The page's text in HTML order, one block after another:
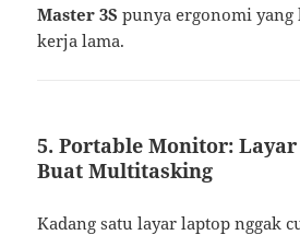
Master 3S punya ergonomi yang
kerja lama.
5. Portable Monitor:
Buat Multitasking
Kadang satu layar laptop nggak